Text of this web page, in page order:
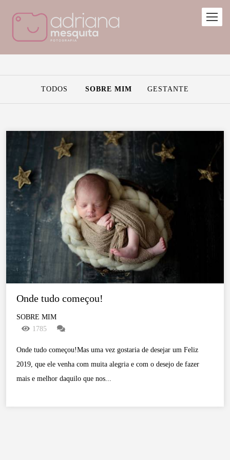
TODOS SOBRE MIM GESTANTE
Onde tudo começou!
SOBRE MIM
1785
Onde tudo começou!Mas uma vez gostaria de desejar um Feliz
2019, que ele venha com muita alegria e com o desejo de fazer
mais e melhor daquilo que nos...